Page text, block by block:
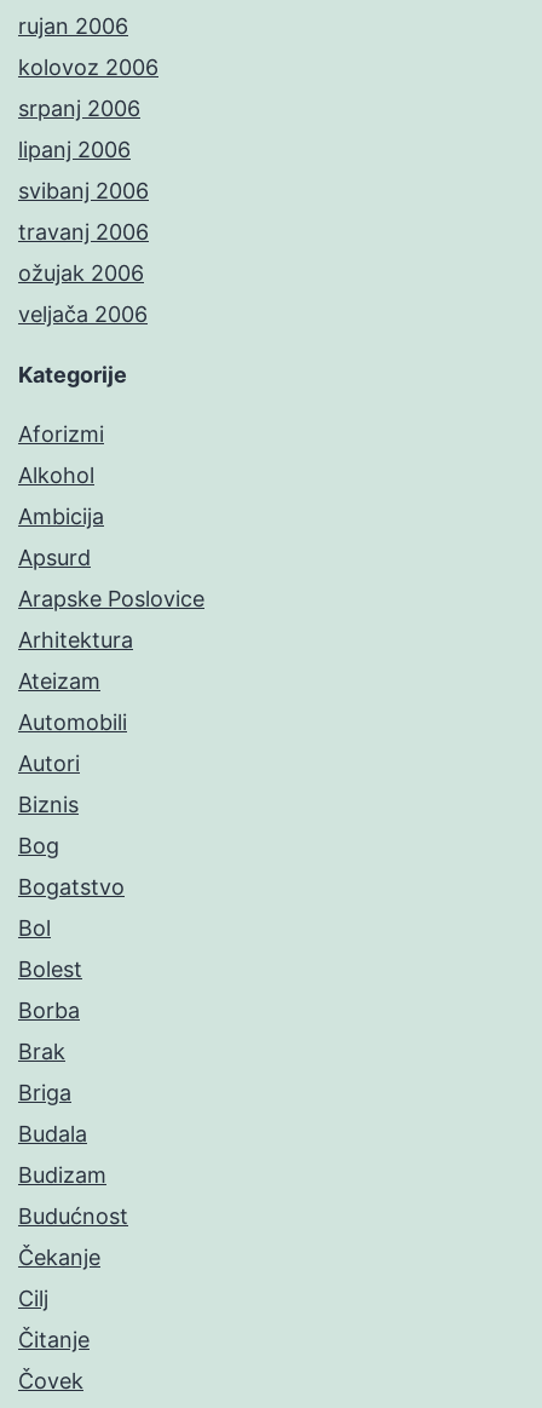
rujan 2006
kolovoz 2006
srpanj 2006
lipanj 2006
svibanj 2006
travanj 2006
ožujak 2006
veljača 2006
Kategorije
Aforizmi
Alkohol
Ambicija
Apsurd
Arapske Poslovice
Arhitektura
Ateizam
Automobili
Autori
Biznis
Bog
Bogatstvo
Bol
Bolest
Borba
Brak
Briga
Budala
Budizam
Budućnost
Čekanje
Cilj
Čitanje
Čovek